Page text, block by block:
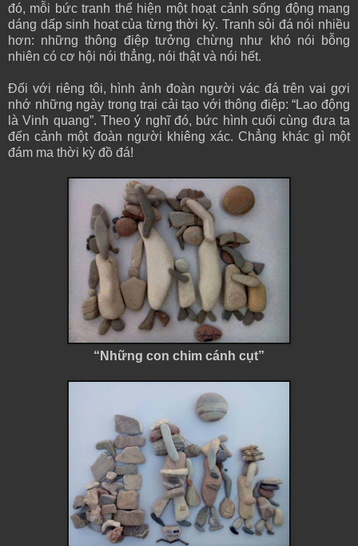
đó, mỗi bức tranh thể hiện một hoạt cảnh sống động mang
dáng dấp sinh hoạt của từng thời kỳ. Tranh sỏi đá nói nhiều
hơn: những thông điệp tưởng chừng như khó nói bỗng
nhiên có cơ hội nói thẳng, nói thật và nói hết.
Đối với riêng tôi, hình ảnh đoàn người vác đá trên vai gợi
nhớ những ngày trong trại cải tạo với thông điệp: “Lao động
là Vinh quang”. Theo ý nghĩ đó, bức hình cuối cùng đưa ta
đến cảnh một đoàn người khiêng xác. Chẳng khác gì một
đám ma thời kỳ đồ đá!
“Những con chim cánh cụt”